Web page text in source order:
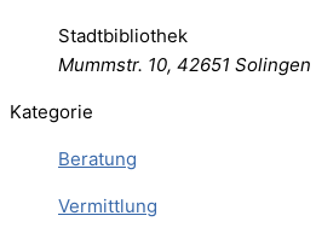
Stadtbibliothek
Mummstr. 10, 42651 Solingen
Kategorie
Beratung
Vermittlung